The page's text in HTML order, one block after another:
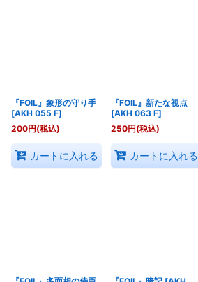
『FOIL』象形の守り手
[AKH 055 F]
200円(税込)
カートに入れる
『FOIL』新たな視点
[AKH 063 F]
250円(税込)
カートに入れる